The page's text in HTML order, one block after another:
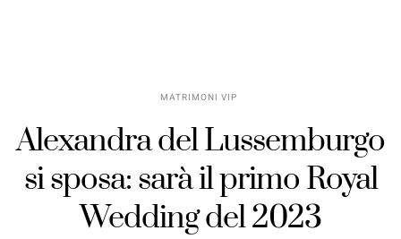
MATRIMONI VIP
Alexandra del Lussemburgo
si sposa: sarà il primo Royal
Wedding del 2023